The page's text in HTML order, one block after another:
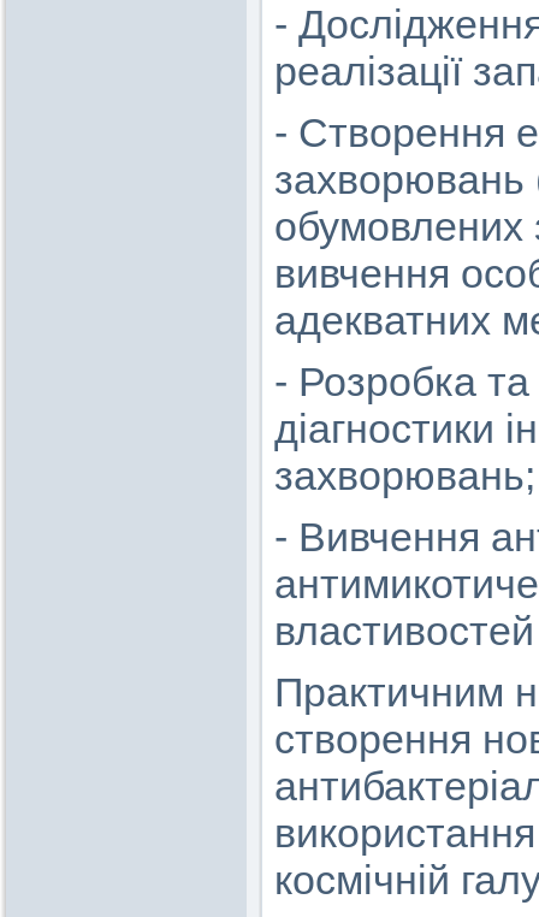
- Дослідження
реалізації
- Створення
захворювань
обумовлених
вивчення
адекватних
- Розробка та
діагностики
захворювань;
- Вивчення
Практичним
створення
космічній